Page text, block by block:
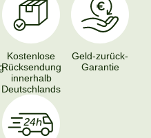
Kostenlose
Rücksendung
innerhalb
Deutschlands
Geld-zurück-
Garantie